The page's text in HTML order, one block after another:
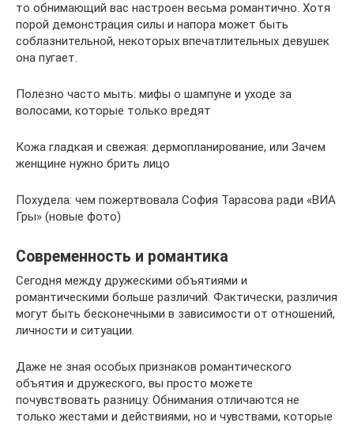
то обнимающий вас настроен весьма романтично. Хотя
порой демонстрация силы и напора может быть
соблазнительной, некоторых впечатлительных девушек
она пугает.
Полезно часто мыть: мифы о шампуне и уходе за
волосами, которые только вредят
Кожа гладкая и свежая: дермопланирование, или Зачем
женщине нужно брить лицо
Похудела: чем пожертвовала София Тарасова ради «ВИА
Гры» (новые фото)
Современность и романтика
Сегодня между дружескими объятиями и
романтическими больше различий. Фактически, различия
могут быть бесконечными в зависимости от отношений,
личности и ситуации.
Даже не зная особых признаков романтического
объятия и дружеского, вы просто можете
почувствовать разницу. Обнимания отличаются не
только жестами и действиями, но и чувствами, которые